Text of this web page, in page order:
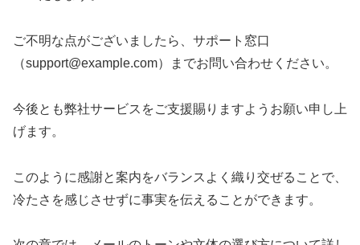
ご不明な点がございましたら、サポート窓口
（support@example.com）までお問い合わせください。
今後とも弊社サービスをご支援賜りますようお願い申し上
げます。
このように感謝と案内をバランスよく織り交ぜることで、
冷たさを感じさせずに事実を伝えることができます。